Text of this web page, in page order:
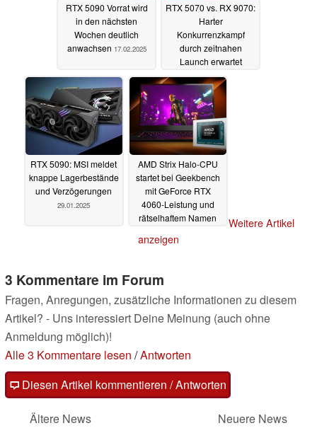
RTX 5090 Vorrat wird
in den nächsten
Wochen deutlich
anwachsen 17.02.2025
RTX 5070 vs. RX 9070:
Harter
Konkurrenzkampf
durch zeitnahen
Launch erwartet
13.02.2025
RTX 5090: MSI meldet
knappe Lagerbestände
und Verzögerungen
29.01.2025
AMD Strix Halo-CPU
startet bei Geekbench
mit GeForce RTX
4060-Leistung und
rätselhaftem Namen
Weitere Artikel
anzeigen
3 Kommentare im Forum
Fragen, Anregungen, zusätzliche Informationen zu diesem
Artikel? - Uns interessiert Deine Meinung (auch ohne
Anmeldung möglich)!
Alle 3 Kommentare lesen /Antworten
Diesen Artikel kommentieren / Antworten
Ältere News
Neuere News